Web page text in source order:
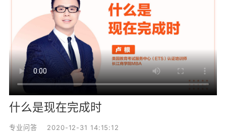
什么是现在完成时
专业问答 2020-12-31 14:15:12